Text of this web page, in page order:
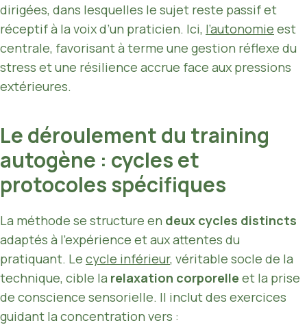
dirigées, dans lesquelles le sujet reste passif et
réceptif à la voix d’un praticien. Ici, l’autonomie est
centrale, favorisant à terme une gestion réflexe du
stress et une résilience accrue face aux pressions
extérieures.
Le déroulement du training
autogène : cycles et
protocoles spécifiques
La méthode se structure en deux cycles distincts
adaptés à l’expérience et aux attentes du
pratiquant. Le cycle inférieur, véritable socle de la
technique, cible la relaxation corporelle et la prise
de conscience sensorielle. Il inclut des exercices
guidant la concentration vers :